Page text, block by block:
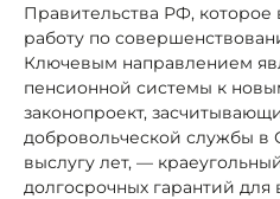
Правительства РФ,
работу по
Ключевым направлением
пенсионной системы к
законопроект,
добровольческой службы в
выслугу лет, —
долгосрочных гарантий для